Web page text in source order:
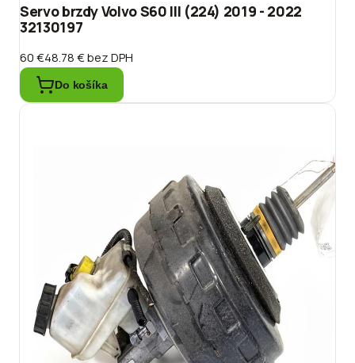
Servo brzdy Volvo S60 III (224) 2019 - 2022
32130197
60 €48.78 €bez DPH
Do košíka